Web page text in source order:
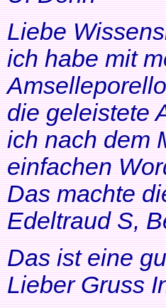
Liebe
ich habe mit
die geleistete
ich nach dem
einfachen
Das machte
Edeltraud S,
Das ist eine
Lieber Gruss